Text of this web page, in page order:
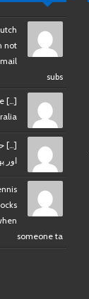
not
subs
[…]
[…]
اور
someone ta